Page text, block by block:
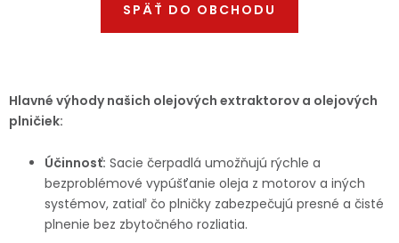
Servis náradia
Doprava a platba Váš zákaznícky účet
Kontakty
SPÄŤ DO OBCHODU
Hlavné výhody našich olejových extraktorov a olejových
plničiek:
Účinnosť: Sacie čerpadlá umožňujú rýchle a
bezproblémové vypúšťanie oleja z motorov a iných
systémov, zatiaľ čo plničky zabezpečujú presné a čisté
plnenie bez zbytočného rozliatia.